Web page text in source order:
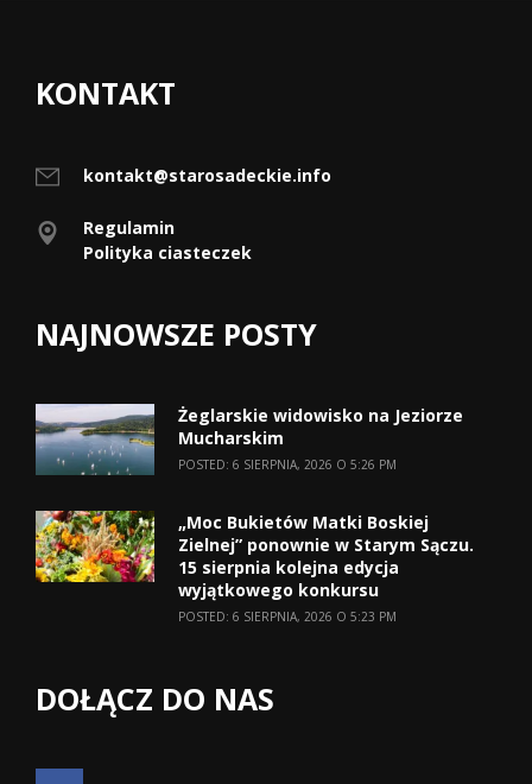
KONTAKT
kontakt@starosadeckie.info
Regulamin
Polityka ciasteczek
NAJNOWSZE POSTY
Żeglarskie widowisko na Jeziorze
Mucharskim
POSTED: 6 SIERPNIA, 2026 O 5:26 PM
„Moc Bukietów Matki Boskiej
Zielnej” ponownie w Starym Sączu.
15 sierpnia kolejna edycja
wyjątkowego konkursu
POSTED: 6 SIERPNIA, 2026 O 5:23 PM
DOŁĄCZ DO NAS